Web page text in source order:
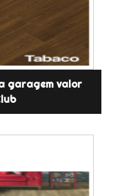
garagem valor